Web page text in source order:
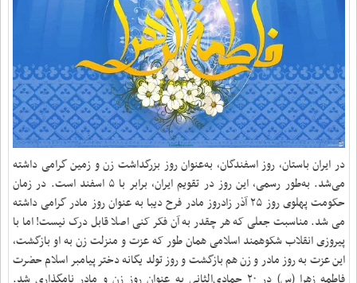
در ایران باستان، روز اسفندگان، به‌عنوان روز بزرگداشت زن و زمین گرامی داشته
می‌شد. به‌طور رسمی، این روز در تقویم ایران، برابر با ۵ اسفند است. در زمان
حکومت پهلوی روز ۲۵ آذر زادروز مادر فرح دیبا به عنوان روز مادر گرامی داشته
می شد. مناسبت جعلی که هر چقدر به آن فکر کنی اصلا قابل درک نیست! اما با
پیروزی انقلاب شکوهمند اسلامی همان طور که عزت و منزلت زن به او بازگشت،
این عزت به روز مادر و زن هم بازگشت و روز تولد یگانه دختر پیامبر اسلام حضرت